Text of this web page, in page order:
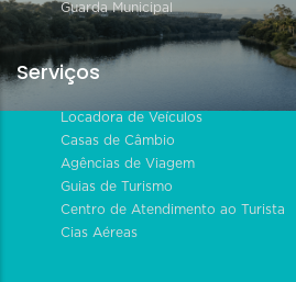
Guarda Municipal
Serviços
Locadora de Veículos
Casas de Câmbio
Agências de Viagem
Guias de Turismo
Centro de Atendimento ao Turista
Cias Aéreas